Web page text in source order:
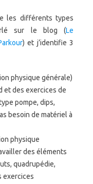
les différents types
sur le blog (Le
) et j’identifie 3
physique générale)
et des exercices de
pompe, dips,
besoin de matériel à
physique
des éléments
quadrupédie,
exercices